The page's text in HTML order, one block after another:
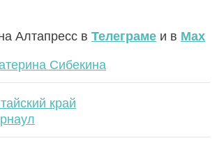
Алтапресс в Телеграме и в Max
Сибекина
край